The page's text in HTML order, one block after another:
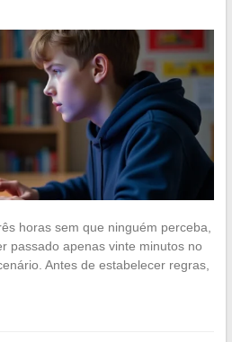
horas sem que ninguém perceba,
passado apenas vinte minutos no
Antes de estabelecer regras,